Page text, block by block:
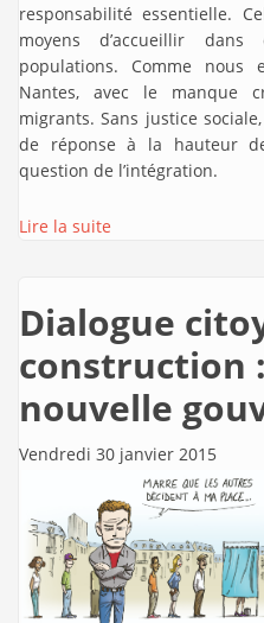
responsabilité essentielle.
moyens d’accueillir
populations. Comme nous
Nantes, avec le manque
migrants. Sans justice
de réponse à la hauteur
question de l’intégration.
Lire la suite
Dialogue
construction
nouvelle
Vendredi 30 janvier 2015